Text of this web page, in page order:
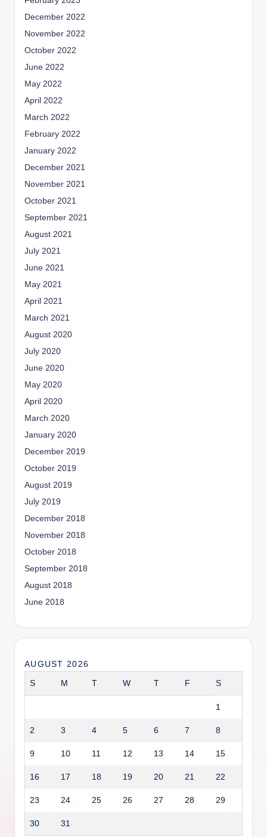
December 2022
November 2022
October 2022
June 2022
May 2022
April 2022
March 2022
February 2022
January 2022
December 2021
November 2021
October 2021
September 2021
August 2021
July 2021
June 2021
May 2021
April 2021
March 2021
August 2020
July 2020
June 2020
May 2020
April 2020
March 2020
January 2020
December 2019
October 2019
August 2019
July 2019
December 2018
November 2018
October 2018
September 2018
August 2018
June 2018
AUGUST 2026
S M T W T F S
1
2 3 4 5 6 7 8
9 10 11 12 13 14 15
16 17 18 19 20 21 22
23 24 25 26 27 28 29
30 31